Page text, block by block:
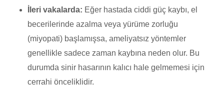
İleri vakalarda: Eğer hastada ciddi güç kaybı, el
becerilerinde azalma veya yürüme zorluğu
(miyopati) başlamışsa, ameliyatsız yöntemler
genellikle sadece zaman kaybına neden olur. Bu
durumda sinir hasarının kalıcı hale gelmemesi için
cerrahi önceliklidir.